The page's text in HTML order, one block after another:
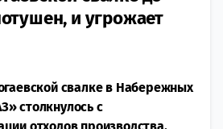
и угрожает
свалке в Набережных
столкнулось с